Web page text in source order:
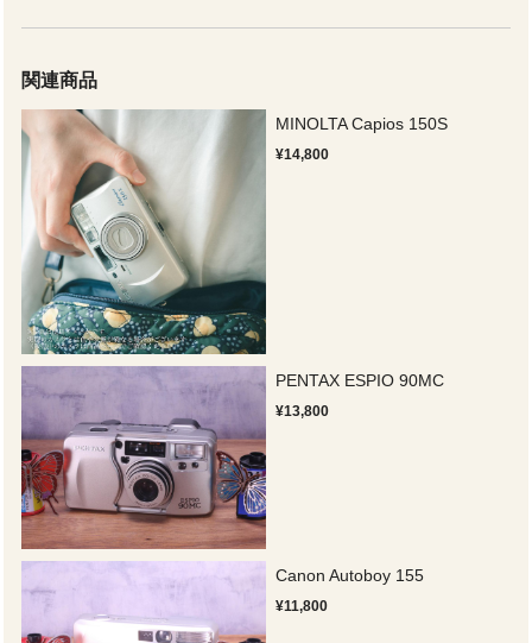
関連商品
MINOLTA Capios 150S
¥14,800
PENTAX ESPIO 90MC
¥13,800
Canon Autoboy 155
¥11,800